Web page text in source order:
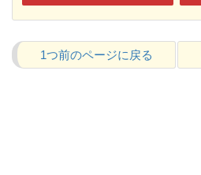
1つ前のページに戻る